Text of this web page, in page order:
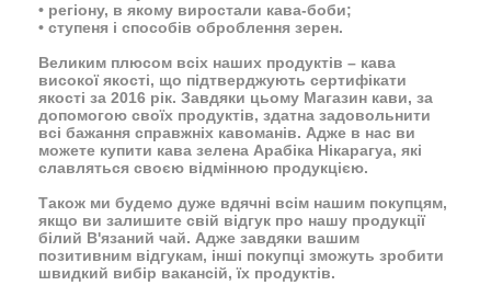
• регіону, в якому виростали кава-боби;
• ступеня і способів оброблення зерен.
Великим плюсом всіх наших продуктів – кава
високої якості, що підтверджують сертифікати
якості за 2016 рік. Завдяки цьому Магазин кави, за
допомогою своїх продуктів, здатна задовольнити
всі бажання справжніх кавоманів. Адже в нас ви
можете купити кава зелена Арабіка Нікарагуа, які
славляться своєю відмінною продукцією.
Також ми будемо дуже вдячні всім нашим покупцям,
якщо ви залишите свій відгук про нашу продукції
білий В'язаний чай. Адже завдяки вашим
позитивним відгукам, інші покупці зможуть зробити
швидкий вибір вакансій, їх продуктів.